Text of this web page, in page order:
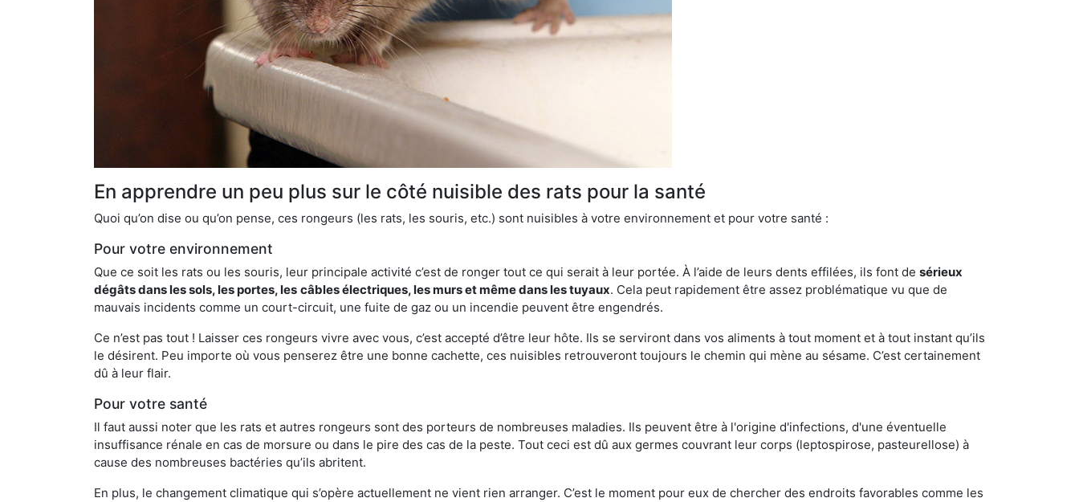
En apprendre un peu plus sur le côté nuisible des rats pour la santé
Quoi qu’on dise ou qu’on pense, ces rongeurs (les rats, les souris, etc.) sont nuisibles à votre environnement et pour votre santé :
Pour votre environnement
Que ce soit les rats ou les souris, leur principale activité c’est de ronger tout ce qui serait à leur portée. À l’aide de leurs dents effilées, ils font de sérieux
dégâts dans les sols, les portes, les câbles électriques, les murs et même dans les tuyaux. Cela peut rapidement être assez problématique vu que de
mauvais incidents comme un court-circuit, une fuite de gaz ou un incendie peuvent être engendrés.
Ce n’est pas tout ! Laisser ces rongeurs vivre avec vous, c’est accepté d’être leur hôte. Ils se serviront dans vos aliments à tout moment et à tout instant qu’ils
le désirent. Peu importe où vous penserez être une bonne cachette, ces nuisibles retrouveront toujours le chemin qui mène au sésame. C’est certainement
dû à leur flair.
Pour votre santé
Il faut aussi noter que les rats et autres rongeurs sont des porteurs de nombreuses maladies. Ils peuvent être à l'origine d'infections, d'une éventuelle
insuffisance rénale en cas de morsure ou dans le pire des cas de la peste. Tout ceci est dû aux germes couvrant leur corps (leptospirose, pasteurellose) à
cause des nombreuses bactéries qu’ils abritent.
En plus, le changement climatique qui s’opère actuellement ne vient rien arranger. C’est le moment pour eux de chercher des endroits favorables comme les